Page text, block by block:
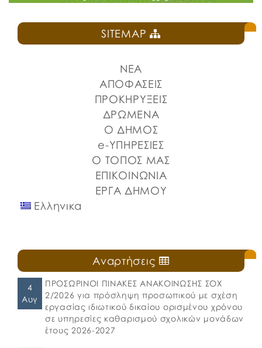
SITEMAP
ΝΕΑ
ΑΠΟΦΑΣΕΙΣ
ΠΡΟΚΗΡΥΞΕΙΣ
ΔΡΩΜΕΝΑ
Ο ΔΗΜΟΣ
e-ΥΠΗΡΕΣΙΕΣ
Ο ΤΟΠΟΣ ΜΑΣ
ΕΠΙΚΟΙΝΩΝΙΑ
ΕΡΓΑ ΔΗΜΟΥ
Ελληνικα
Αναρτήσεις
4
Αυγ
ΠΡΟΣΩΡΙΝΟΙ ΠΙΝΑΚΕΣ ΑΝΑΚΟΙΝΩΣΗΣ ΣΟΧ
2/2026 για πρόσληψη προσωπικού με σχέση
εργασίας ιδιωτικού δικαίου ορισμένου χρόνου
σε υπηρεσίες καθαρισμού σχολικών μονάδων
έτους 2026-2027